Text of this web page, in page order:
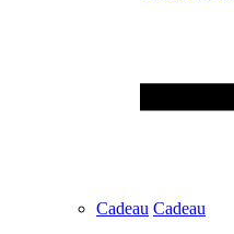
Cadeau Cadeau